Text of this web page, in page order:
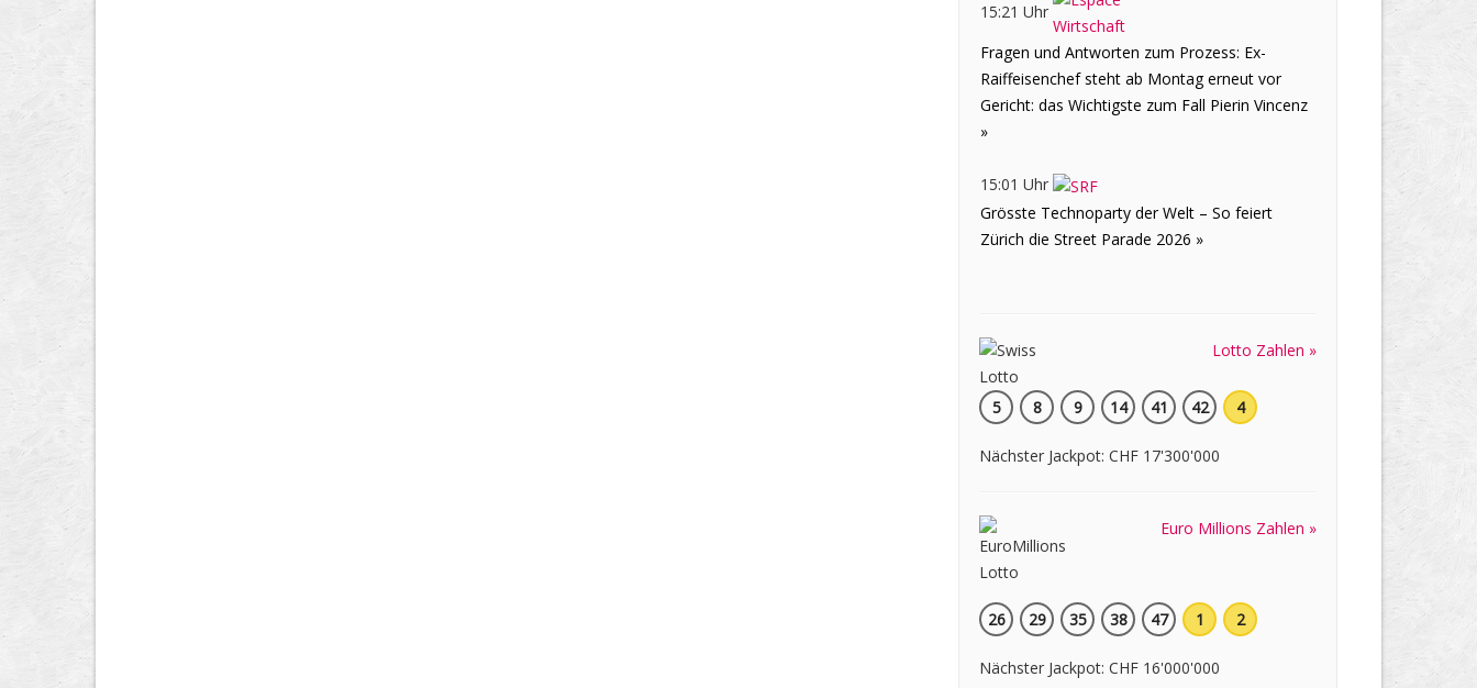
15:21 Uhr
Fragen und Antworten zum Prozess: Ex-
Raiffeisenchef steht ab Montag erneut vor
Gericht: das Wichtigste zum Fall Pierin Vincenz
»
15:01 Uhr
Grösste Technoparty der Welt – So feiert
Zürich die Street Parade 2026 »
Lotto Zahlen »
5 8 9 14 41 42 4
Nächster Jackpot: CHF 17'300'000
Euro Millions Zahlen »
26 29 35 38 47 1 2
Nächster Jackpot: CHF 16'000'000